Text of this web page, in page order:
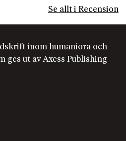
Se allt i Recension
inom humaniora och
ges ut av Axess Publishing